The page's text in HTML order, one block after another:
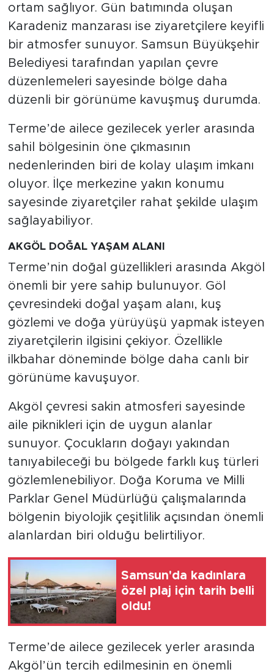
ortam sağlıyor. Gün batımında oluşan
Karadeniz manzarası ise ziyaretçilere keyifli
bir atmosfer sunuyor. Samsun Büyükşehir
Belediyesi tarafından yapılan çevre
düzenlemeleri sayesinde bölge daha
düzenli bir görünüme kavuşmuş durumda.
Terme’de ailece gezilecek yerler arasında
sahil bölgesinin öne çıkmasının
nedenlerinden biri de kolay ulaşım imkanı
oluyor. İlçe merkezine yakın konumu
sayesinde ziyaretçiler rahat şekilde ulaşım
sağlayabiliyor.
AKGÖL DOĞAL YAŞAM ALANI
Terme’nin doğal güzellikleri arasında Akgöl
önemli bir yere sahip bulunuyor. Göl
çevresindeki doğal yaşam alanı, kuş
gözlemi ve doğa yürüyüşü yapmak isteyen
ziyaretçilerin ilgisini çekiyor. Özellikle
ilkbahar döneminde bölge daha canlı bir
görünüme kavuşuyor.
Akgöl çevresi sakin atmosferi sayesinde
aile piknikleri için de uygun alanlar
sunuyor. Çocukların doğayı yakından
tanıyabileceği bu bölgede farklı kuş türleri
gözlemlenebiliyor. Doğa Koruma ve Milli
Parklar Genel Müdürlüğü çalışmalarında
bölgenin biyolojik çeşitlilik açısından önemli
alanlardan biri olduğu belirtiliyor.
Samsun'da kadınlara
özel plaj için tarih belli
oldu!
Terme’de ailece gezilecek yerler arasında
Akgöl’ün tercih edilmesinin en önemli